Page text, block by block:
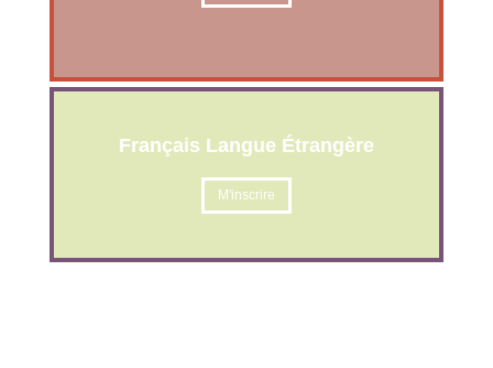
Français Langue Étrangère
M'inscrire